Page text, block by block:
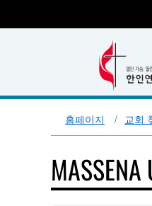
홈페이지 교회